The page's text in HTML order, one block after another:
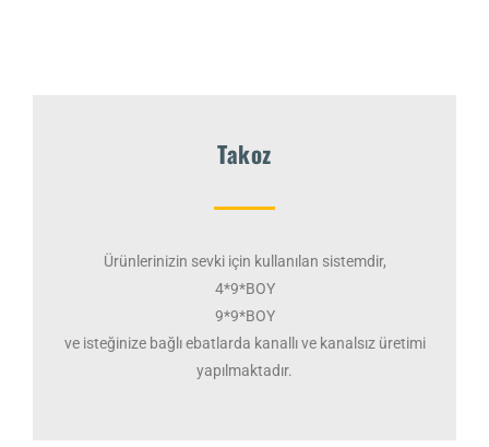
Takoz​
Ürünlerinizin sevki için kullanılan sistemdir,
4*9*BOY
9*9*BOY
ve isteğinize bağlı ebatlarda kanallı ve kanalsız üretimi
yapılmaktadır.